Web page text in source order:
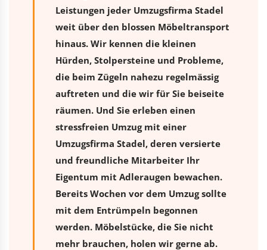
Leistungen jeder Umzugsfirma Stadel
weit über den blossen Möbeltransport
hinaus. Wir kennen die kleinen
Hürden, Stolpersteine und Probleme,
die beim Zügeln nahezu regelmässig
auftreten und die wir für Sie beiseite
räumen. Und Sie erleben einen
stressfreien Umzugmit einer
Umzugsfirma Stadel, deren versierte
und freundliche Mitarbeiter Ihr
Eigentum mit Adleraugen bewachen.
Bereits Wochen vor dem Umzug sollte
mit dem Entrümpeln begonnen
werden. Möbelstücke, die Sie nicht
mehr brauchen, holen wir gerne ab.